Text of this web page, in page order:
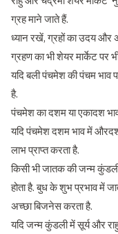
ग्रह माने जाते हैं.
ध्यान रखें, ग्रहों का उदय और
ग्रहण का भी शेयर मार्केट पर
यदि बली पंचमेश की पंचम भाव
है.
पंचमेश का दशम या एकादश
यदि पंचमेश दशम भाव में
लाभ प्राप्त करता है.
किसी भी जातक की जन्म
होता है. बुध के शुभ प्रभाव में
अच्छा बिजनेस करता है.
यदि जन्म कुंडली में सूर्य और